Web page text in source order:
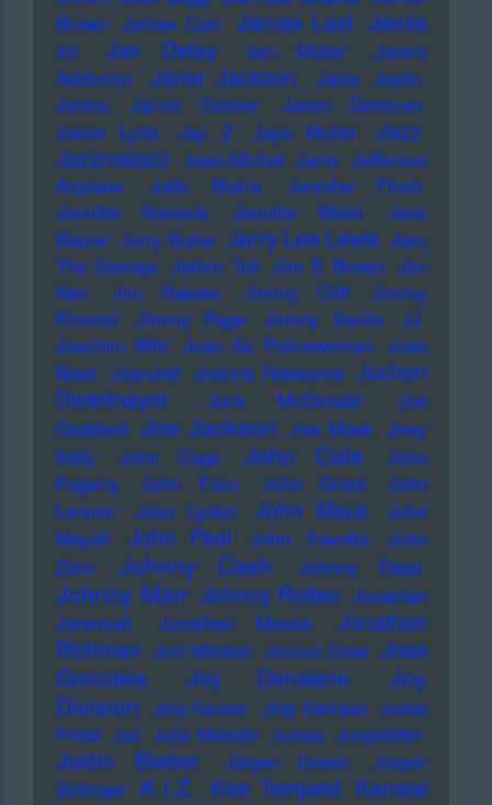
Brown James Carr James Last Jamie
xx
Jan Delay Jan Müller
Jane's
Addiction
Janet Jackson
Janis Joplin
Jantra
Jarvis Cocker
Jason Donovan
Jason Lytle
Jay Z Jaye Muller
Jazz
Jazzmatazz Jean-Michel Jarre Jefferson
Airplane
Jello Biafra
Jennifer Finch
Jennifer Rostock
Jennifer Weist
Jens
Balzer Jerry Butler Jerry Lee Lewis Jeru
The Damaja Jethro Tull Jim E Brown Jim
Kerr
Jim Rakete Jimmy Cliff
Jimmy
Kimmel
Jimmy Page Jimmy Savile
JJ
Joachim Witt Joan As Policewoman Joan
Baez JoanJett Joanna Newsome Jochen
Distelmayer
Jock McDonald
Joe
Goddard Joe Jackson Joe Meek Joey
Kelly
John Cage John Cale
John
Fogerty
John Foxx John Grant
John
Lennon
John Lydon John Maus
John
Mayall
John Peel John Travolta
John
Zorn
Johnny Cash Johnny Depp
Johnny Marr Johnny Rotten Jonathan
Jeremiah
Jonathan Meese
Jonathan
Richman Joni Mitchell Jonzun Crew Jose
Gonzales
Joy Denalane
Joy
Division Jörg Fauser Jörg Stempel Judas
Priest Juli Julia Meladin Jumpa Jungstötter
Justin Bieber Jürgen Drews
Jürgen
Zeltinger
K.I.Z. Kae Tempest Kamasi